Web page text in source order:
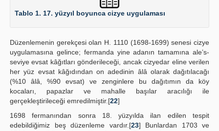
Tablo 1. 17. yüzyıl boyunca cizye uygulaması
Düzenlemenin gerekçesi olan H. 1110 (1698-1699) senesi cizye
uygulamasına gelince; fermanda yine adanın tamamına ale’s-
seviye evsat kâğıtları gönderileceği, ancak cizyedar eline verilen
her yüz evsat kâğıdından on adedinin âlâ olarak dağıtılacağı
(%10 âlâ, %90 evsat) ve zenginlere bu dağıtımın da köy
kocaları, papazlar ve mahalle başılar aracılığı ile
gerçekleştirileceği emredilmiştir.[22]
1698 fermanından sonra 18. yüzyılda ilan edilen tespit
edebildiğimiz beş düzenleme vardır.[23] Bunlardan 1703 ve